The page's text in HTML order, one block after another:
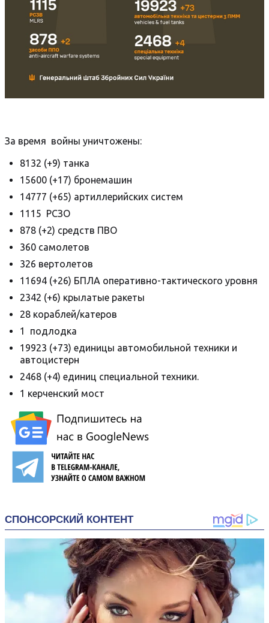
За время войны уничтожены:
8132 (+9) танка
15600 (+17) бронемашин
14777 (+65) артиллерийских систем
1115 РСЗО
878 (+2) средств ПВО
360 самолетов
326 вертолетов
11694 (+26) БПЛА оперативно-тактического уровня
2342 (+6) крылатые ракеты
28 кораблей/катеров
1 подлодка
19923 (+73) единицы автомобильной техники и
автоцистерн
2468 (+4) единиц специальной техники.
1 керченский мост